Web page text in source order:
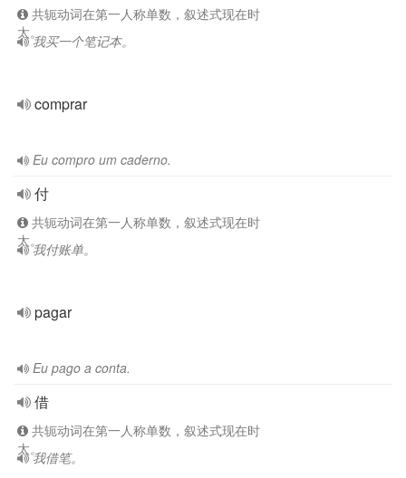
共轭动词在第一人称单数，叙述式现在时
太。我买一个笔记本。
comprar
Eu compro um caderno.
付
共轭动词在第一人称单数，叙述式现在时
太。我付账单。
pagar
Eu pago a conta.
借
共轭动词在第一人称单数，叙述式现在时
太。我借笔。